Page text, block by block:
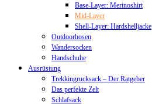
Base-Layer: Merinoshirt
Mid-Layer
Shell-Layer: Hardshelljacke
Outdoorhosen
Wandersocken
Handschuhe
Ausrüstung
Trekkingrucksack – Der Ratgeber
Das perfekte Zelt
Schlafsack